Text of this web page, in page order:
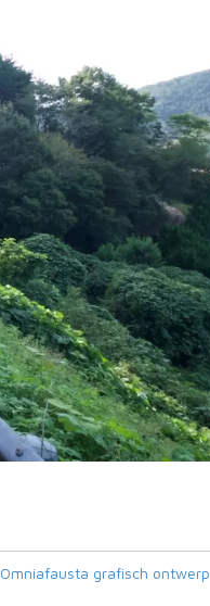
Omniafausta grafisch ontwerp